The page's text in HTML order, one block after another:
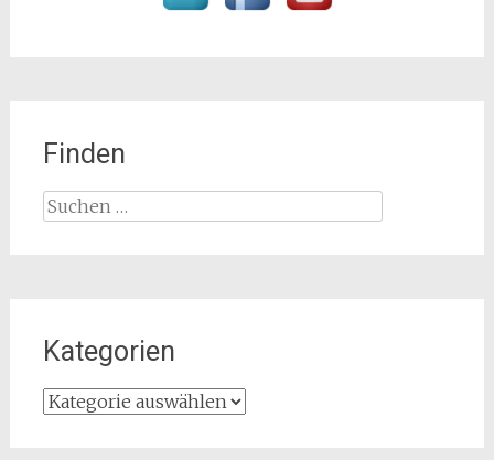
Finden
Suchen
Kategorien
Kategorien